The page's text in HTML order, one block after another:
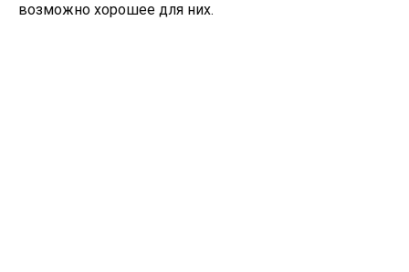
возможно хорошее для них.